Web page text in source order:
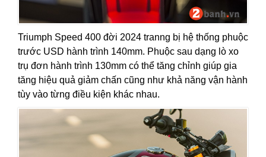
Triumph Speed 400 đời 2024 tranng bị hệ thống phuộc
trước USD hành trình 140mm. Phuộc sau dạng lò xo
trụ đơn hành trình 130mm có thể tăng chỉnh giúp gia
tăng hiệu quả giảm chấn cũng như khả năng vận hành
tùy vào từng điều kiện khác nhau.